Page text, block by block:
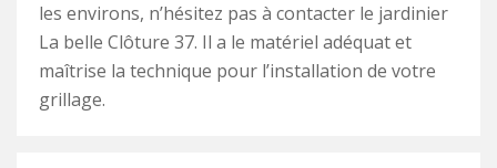
les environs, n’hésitez pas à contacter le jardinier
La belle Clôture 37. Il a le matériel adéquat et
maîtrise la technique pour l’installation de votre
grillage.